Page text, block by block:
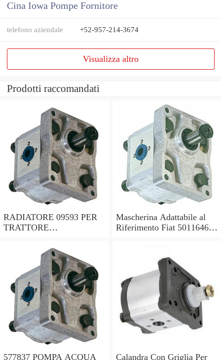
Cina Iowa Pompe Fornitore
telefono aziendale +52-957-214-3674
Visualizza altro
Prodotti raccomandati
RADIATORE 09593 PER
TRATTORE
ORIGINALE 5153481
Mascherina Adattabile al
Riferimento Fiat 5011646
577837 POMPA ACQUA Calandra Con Griglia Per